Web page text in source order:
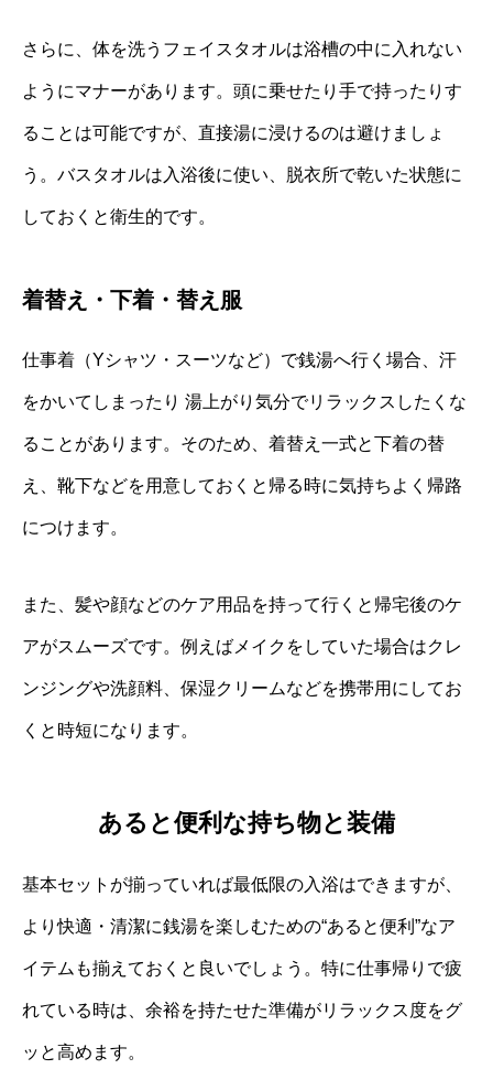
さらに、体を洗うフェイスタオルは浴槽の中に入れない
ようにマナーがあります。頭に乗せたり手で持ったりす
ることは可能ですが、直接湯に浸けるのは避けましょ
う。バスタオルは入浴後に使い、脱衣所で乾いた状態に
しておくと衛生的です。
着替え・下着・替え服
仕事着（Yシャツ・スーツなど）で銭湯へ行く場合、汗
をかいてしまったり 湯上がり気分でリラックスしたくな
ることがあります。そのため、着替え一式と下着の替
え、靴下などを用意しておくと帰る時に気持ちよく帰路
につけます。
また、髪や顔などのケア用品を持って行くと帰宅後のケ
アがスムーズです。例えばメイクをしていた場合はクレ
ンジングや洗顔料、保湿クリームなどを携帯用にしてお
くと時短になります。
あると便利な持ち物と装備
基本セットが揃っていれば最低限の入浴はできますが、
より快適・清潔に銭湯を楽しむための“あると便利”なア
イテムも揃えておくと良いでしょう。特に仕事帰りで疲
れている時は、余裕を持たせた準備がリラックス度をグ
ッと高めます。